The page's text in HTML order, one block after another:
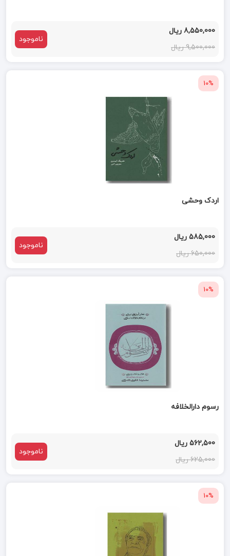
8,550,000 ریال
9,500,000 ریال
ناموجود
10%
اردک وحشی
585,000 ریال
650,000 ریال
ناموجود
10%
رسوم دارالخلافه
562,500 ریال
625,000 ریال
ناموجود
10%